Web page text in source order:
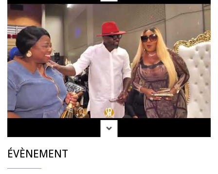
ÉVÈNEMENT